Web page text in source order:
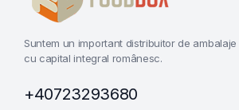
Suntem un important distribuitor de
cu capital integral românesc.
+40723293680